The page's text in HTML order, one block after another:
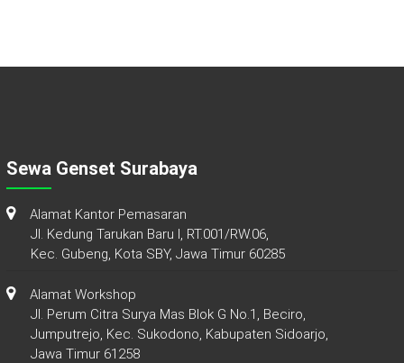
Sewa Genset Surabaya
Alamat Kantor Pemasaran
Jl. Kedung Tarukan Baru I, RT.001/RW.06,
Kec. Gubeng, Kota SBY, Jawa Timur 60285
Alamat Workshop
Jl. Perum Citra Surya Mas Blok G No.1, Beciro,
Jumputrejo, Kec. Sukodono, Kabupaten Sidoarjo,
Jawa Timur 61258